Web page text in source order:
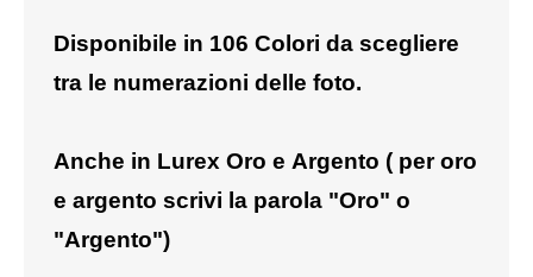
SCUOLA
TUTE E FELPE
CAMICIE
CARNEVALE
Disponibile in 106 Colori da scegliere
tra le numerazioni delle foto.
Anche in Lurex Oro e Argento ( per oro
e argento scrivi la parola "Oro" o
"Argento")